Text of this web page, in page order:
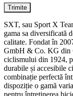
SXT, sau Sport X
gama sa diversificată
calitate. Fondat în
GmbH & Co. KG din
ciclismului din 1924,
durabile și accesibile
combinație perfectă
dispoziție o gamă
pentru întreținerea